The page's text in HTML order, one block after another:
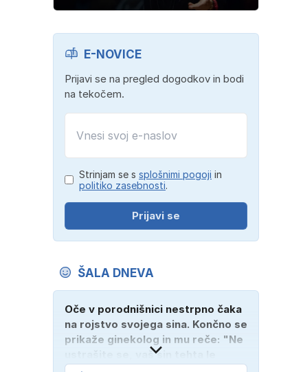
E-NOVICE
Prijavi se na pregled dogodkov in bodi
na tekočem.
Strinjam se s splošnimi pogoji in
politiko zasebnosti.
Prijavi se
ŠALA DNEVA
Oče v porodnišnici nestrpno čaka
na rojstvo svojega sina. Končno se
prikaže ginekolog in mu reče: "Ne
ustrašite se, vaš sin tehta le